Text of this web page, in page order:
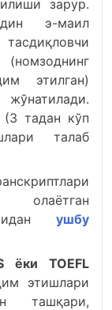
зарур.
э-маил
(номзоднинг
этилган)
тадан кўп
талаб
ушбу
ёки ТОEFL
этишлари
ташқари,